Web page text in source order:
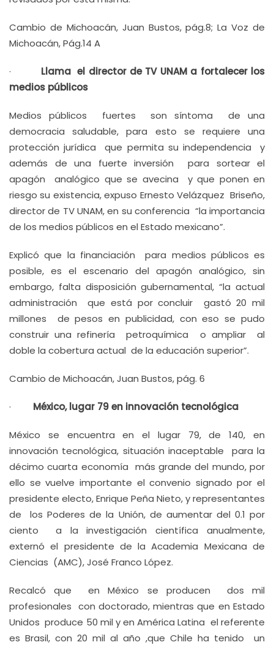
Cambio de Michoacán, Juan Bustos, pág.8; La Voz de
Michoacán, Pág.14 A
· Llama el director de TV UNAM a fortalecer los
medios públicos
Medios públicos fuertes son síntoma de una
democracia saludable, para esto se requiere una
protección jurídica que permita su independencia y
además de una fuerte inversión para sortear el
apagón analógico que se avecina y que ponen en
riesgo su existencia, expuso Ernesto Velázquez Briseño,
director de TV UNAM, en su conferencia “la importancia
de los medios públicos en el Estado mexicano”.
Explicó que la financiación para medios públicos es
posible, es el escenario del apagón analógico, sin
embargo, falta disposición gubernamental, “la actual
administración que está por concluir gastó 20 mil
millones de pesos en publicidad, con eso se pudo
construir una refinería petroquímica o ampliar al
doble la cobertura actual de la educación superior”.
Cambio de Michoacán, Juan Bustos, pág. 6
· México, lugar 79 en innovación tecnológica
México se encuentra en el lugar 79, de 140, en
innovación tecnológica, situación inaceptable para la
décimo cuarta economía más grande del mundo, por
ello se vuelve importante el convenio signado por el
presidente electo, Enrique Peña Nieto, y representantes
de los Poderes de la Unión, de aumentar del 0.1 por
ciento a la investigación científica anualmente,
externó el presidente de la Academia Mexicana de
Ciencias (AMC), José Franco López.
Recalcó que en México se producen dos mil
profesionales con doctorado, mientras que en Estado
Unidos produce 50 mil y en América Latina el referente
es Brasil, con 20 mil al año ,que Chile ha tenido un